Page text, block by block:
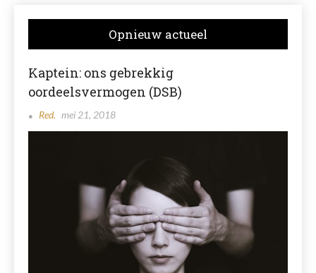
Opnieuw actueel
Kaptein: ons gebrekkig
oordeelsvermogen (DSB)
Red. mei 21, 2018